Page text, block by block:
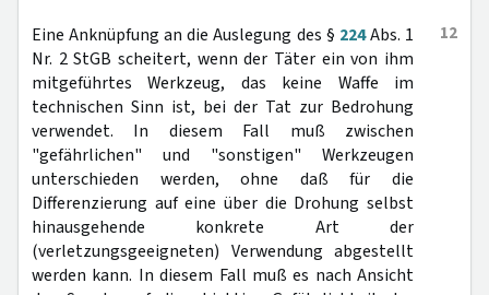
12
Eine Anknüpfung an die Auslegung des § 224Abs. 1
Nr. 2 StGB scheitert, wenn der Täter ein von ihm
mitgeführtes Werkzeug, das keine Waffe im
technischen Sinn ist, bei der Tat zur Bedrohung
verwendet. In diesem Fall muß zwischen
"gefährlichen" und "sonstigen" Werkzeugen
unterschieden werden, ohne daß für die
Differenzierung auf eine über die Drohung selbst
hinausgehende konkrete Art der
(verletzungsgeeigneten) Verwendung abgestellt
werden kann. In diesem Fall muß es nach Ansicht